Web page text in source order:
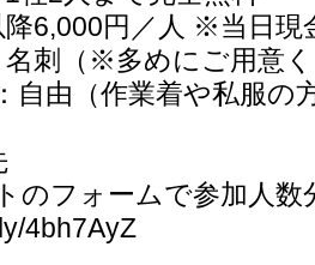
降6,000円／人 ※当日
名刺（※多めにご用意
由（作業着や私服の
のフォームで参加人
4bh7AyZ